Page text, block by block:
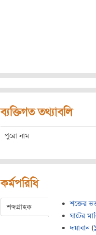
ব্যক্তিগত তথ্যাবলি
পুরো নাম
কর্মপরিধি
শব্দগ্রাহক
শক্তের
ঘাটের
দয়াবান (